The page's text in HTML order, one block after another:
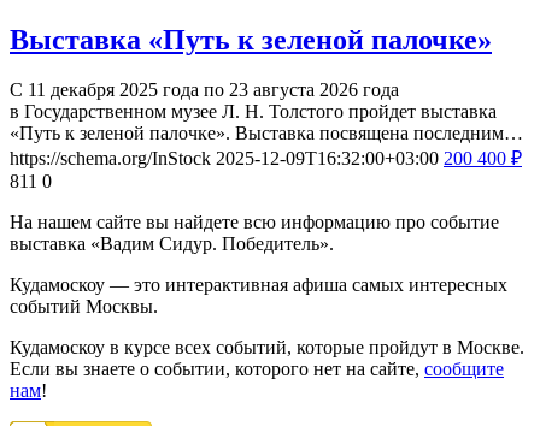
Выставка «Путь к зеленой палочке»
С 11 декабря 2025 года по 23 августа 2026 года
в Государственном музее Л. Н. Толстого пройдет выставка
«Путь к зеленой палочке». Выставка посвящена последним…
https://schema.org/InStock 2025-12-09T16:32:00+03:00 200 400 ₽
811 0
На нашем сайте вы найдете всю информацию про событие
выставка «Вадим Сидур. Победитель».
Кудамоскоу — это интерактивная афиша самых интересных
событий Москвы.
Кудамоскоу в курсе всех событий, которые пройдут в Москве.
Если вы знаете о событии, которого нет на сайте, сообщите
нам!